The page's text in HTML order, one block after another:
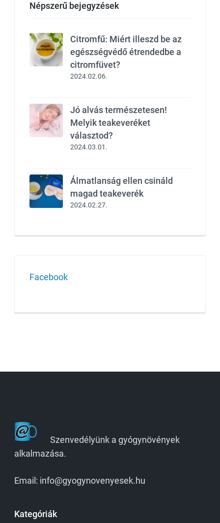
Népszerű bejegyzések
Citromfű: Miért illeszd be az
egészségvédő étrendedbe a
citromfüvet?
2024.02.06.
Jó alvás természetesen!
Melyik teakeveréket
választod?
2024.03.01.
Álmatlanság ellen csináld
magad teakeverék
2024.02.27.
Facebook
Szenvedélyünk a gyógynövények
alkalmazása.
Email: info@gyogynovenyesek.hu
Kategóriák